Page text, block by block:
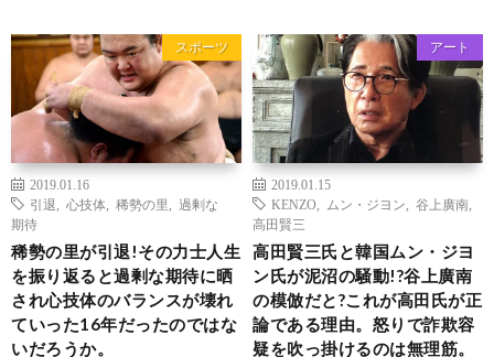
スポーツ
2019.01.16
引退
心技体 稀勢の里
過剰な
期待
稀勢の里が引退!その力士人生
を振り返ると過剰な期待に晒
され心技体のバランスが壊れ
ていった16年だったのではな
いだろうか。
アート
2019.01.15
KENZO
ムン・ジヨン 谷上廣南
高田賢三
高田賢三氏と韓国ムン・ジヨ
ン氏が泥沼の騒動!?谷上廣南
の模倣だと?これが高田氏が正
論である理由。怒りで詐欺容
疑を吹っ掛けるのは無理筋。